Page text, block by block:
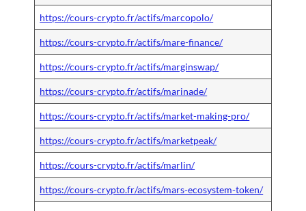
https://cours-crypto.fr/actifs/marcopolo/
https://cours-crypto.fr/actifs/mare-finance/
https://cours-crypto.fr/actifs/marginswap/
https://cours-crypto.fr/actifs/marinade/
https://cours-crypto.fr/actifs/market-making-pro/
https://cours-crypto.fr/actifs/marketpeak/
https://cours-crypto.fr/actifs/marlin/
https://cours-crypto.fr/actifs/mars-ecosystem-token/